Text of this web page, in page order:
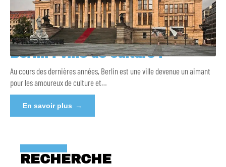
Berlin : ville de culture !
Au cours des dernières années, Berlin est une ville devenue un aimant
pour les amoureux de culture et…
En savoir plus
RECHERCHE